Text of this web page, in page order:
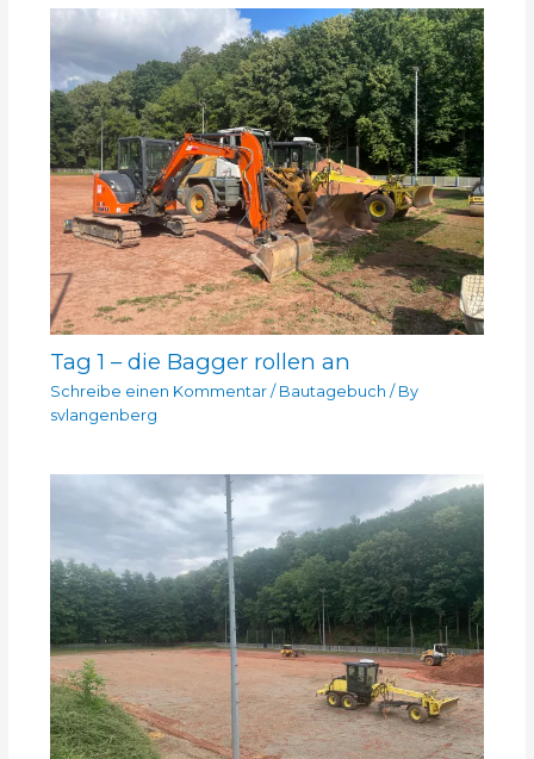
Tag 1 – die Bagger rollen an
Schreibe einen Kommentar / Bautagebuch / By
svlangenberg